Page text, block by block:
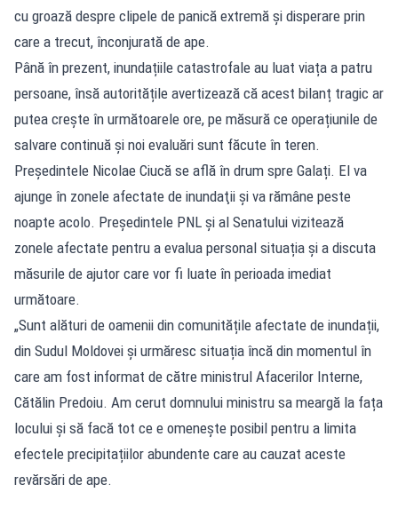
cu groază despre clipele de panică extremă și disperare prin
care a trecut, înconjurată de ape.
Până în prezent, inundațiile catastrofale au luat viața a patru
persoane, însă autoritățile avertizează că acest bilanț tragic ar
putea crește în următoarele ore, pe măsură ce operațiunile de
salvare continuă și noi evaluări sunt făcute în teren.
Președintele Nicolae Ciucă se află în drum spre Galați. El va
ajunge în zonele afectate de inundaţii și va rămâne peste
noapte acolo. Președintele PNL și al Senatului vizitează
zonele afectate pentru a evalua personal situația și a discuta
măsurile de ajutor care vor fi luate în perioada imediat
următoare.
„Sunt alături de oamenii din comunitățile afectate de inundații,
din Sudul Moldovei și urmăresc situația încă din momentul în
care am fost informat de către ministrul Afacerilor Interne,
Cătălin Predoiu. Am cerut domnului ministru sa meargă la fața
locului și să facă tot ce e omenește posibil pentru a limita
efectele precipitațiilor abundente care au cauzat aceste
revărsări de ape.